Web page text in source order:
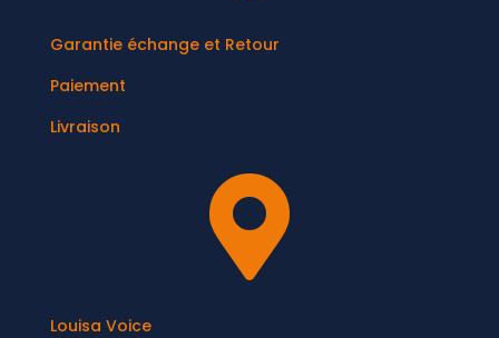
Garantie échange et Retour
Paiement
Livraison

Louisa Voice